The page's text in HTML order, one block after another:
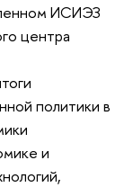
ИСИЭЗ
центра
политики в
и